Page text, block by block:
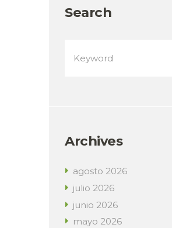
Search
Archives
agosto 2026
julio 2026
junio 2026
mayo 2026